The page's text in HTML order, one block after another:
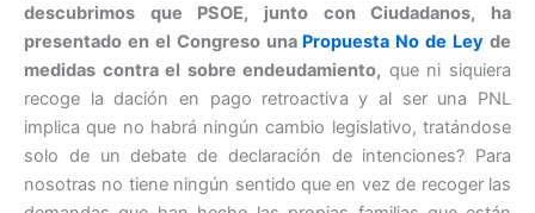
descubrimos que PSOE, junto con Ciudadanos, ha
presentado en el Congreso una Propuesta No de Ley de
medidas contra el sobre endeudamiento, que ni siquiera
recoge la dación en pago retroactiva y al ser una PNL
implica que no habrá ningún cambio legislativo, tratándose
solo de un debate de declaración de intenciones? Para
nosotras no tiene ningún sentido que en vez de recoger las